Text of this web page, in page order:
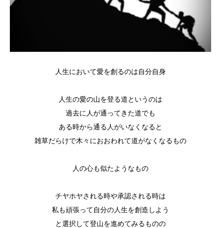
人生において愛を創るのは自分自身
人生の愛の山を登る道というのは
過去に人が通ってきた道でも
ある時から通る人がいなくなると
雑草だらけで木々におおわれて道がなくなるもの
人の心も似たようなもの
チヤホヤされる時や承認される時は
私も頑張って自分の人生を創造しよう
と選択して登山を進めてみるものの